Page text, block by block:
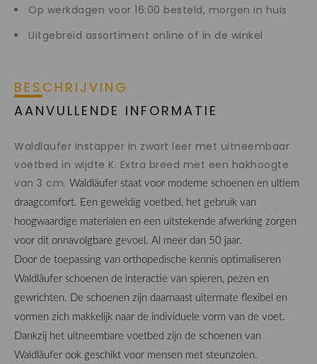
Op werkdagen voor 16:00 besteld, morgen in huis
Uitgebreid assortiment online of in de winkel
BESCHRIJVING
AANVULLENDE INFORMATIE
Waldlaufer instapper in zwart leer met uitneembaar
voetbed in wijdte K. Extra breed met een hakhoogte
van 3 cm. Waldläufer staat voor moderne schoenen en ultiem
draagcomfort. Een geweldig voetbed, het gebruik van
hoogwaardige materialen en een uitstekende afwerking zorgen
voor dit onnavolgbare gevoel. Al meer dan 50 jaar.
Door de toepassing van orthopedische kennis optimaliseren
Waldläufer schoenen de interactie van spieren, pezen en
gewrichten. De schoenen zijn daarnaast uitermate flexibel en
vormen zich makkelijk naar de individuele vorm van de voet.
Dankzij het uitneembare voetbed zijn de schoenen van
Waldläufer ook geschikt voor mensen met steunzolen.